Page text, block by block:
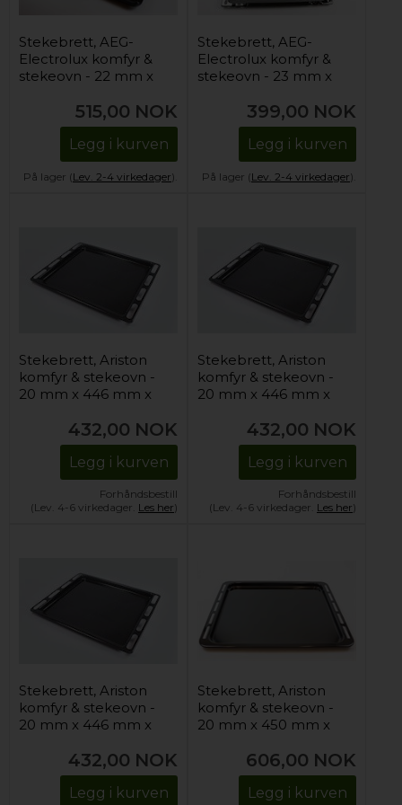
Stekebrett, AEG-
Electrolux komfyr &
stekeovn - 22 mm x
515,00 NOK
Legg i kurven
På lager (Lev. 2-4 virkedager).
Stekebrett, AEG-
Electrolux komfyr &
stekeovn - 23 mm x
399,00 NOK
Legg i kurven
På lager (Lev. 2-4 virkedager).
Stekebrett, Ariston
komfyr & stekeovn -
20 mm x 446 mm x
432,00 NOK
Legg i kurven
Forhåndsbestill
(Lev. 4-6 virkedager. Les her)
Stekebrett, Ariston
komfyr & stekeovn -
20 mm x 446 mm x
432,00 NOK
Legg i kurven
Forhåndsbestill
(Lev. 4-6 virkedager. Les her)
Stekebrett, Ariston
komfyr & stekeovn -
20 mm x 446 mm x
432,00 NOK
Legg i kurven
Stekebrett, Ariston
komfyr & stekeovn -
20 mm x 450 mm x
606,00 NOK
Legg i kurven